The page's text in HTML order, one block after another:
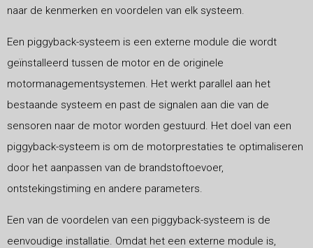
naar de kenmerken en voordelen van elk systeem.
Een piggyback-systeem is een externe module die wordt
geïnstalleerd tussen de motor en de originele
motormanagementsystemen. Het werkt parallel aan het
bestaande systeem en past de signalen aan die van de
sensoren naar de motor worden gestuurd. Het doel van een
piggyback-systeem is om de motorprestaties te optimaliseren
door het aanpassen van de brandstoftoevoer,
ontstekingstiming en andere parameters.
Een van de voordelen van een piggyback-systeem is de
eenvoudige installatie. Omdat het een externe module is,